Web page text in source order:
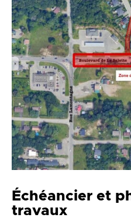
Échéancier et
travaux